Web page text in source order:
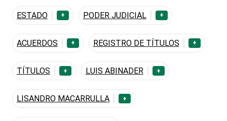
ESTADO + PODER JUDICIAL +
ACUERDOS + REGISTRO DE TÍTULOS +
TÍTULOS + LUIS ABINADER +
LISANDRO MACARRULLA +